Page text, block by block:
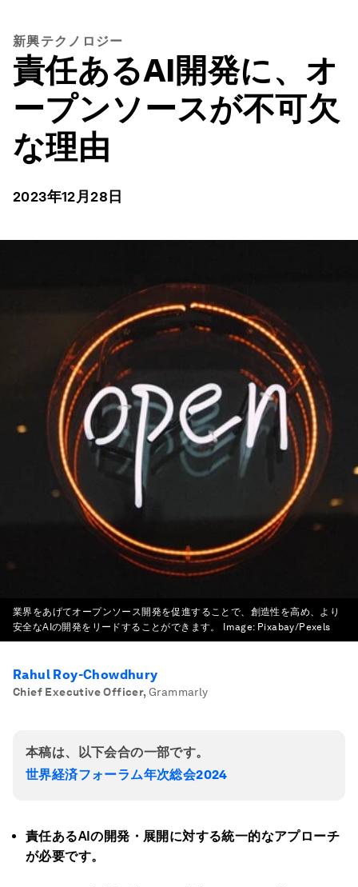
新興テクノロジー
責任あるAI開発に、オ
ープンソースが不可欠
な理由
2023年12月28日
業界をあげてオープンソース開発を促進することで、創造性を高め、より
安全なAIの開発をリードすることができます。
Image: Pixabay/Pexels
Rahul Roy-Chowdhury
Chief Executive Officer, Grammarly
本稿は、以下会合の一部です。
世界経済フォーラム年次総会2024
責任あるAIの開発・展開に対する統一的なアプローチ
が必要です。